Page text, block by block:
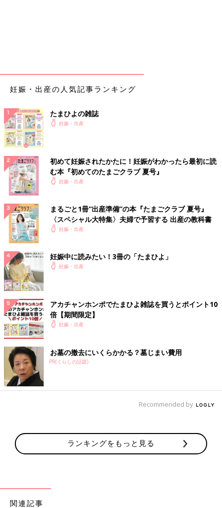
ぽぽこ
PROFILE
2019年に男の子を出産。看護師をしながらイラストレーターと
して活動中。 Twitter 等で育児漫画も描いてます。
●Twitter：@popoko_t
●Instagram：@popokopekopoko
●ポートフォリオサイト：https://t-mari.com
オリエンテーション 【ツボウチ出産劇場
#18】
よONLINEでは私の妊娠から出産、育児のエピ
マホで検索しては更に不安になっていくお母さ
んも多いと思います。そんなときに少し休憩で
きるような脱力系連載にできたらいいなと思っ
が第10回「最終決
戦！ リアル出産体験
第12回「最終決戦！ リ
アル出産体験談③」
妊娠・出産の人気記事ランキング
たまひよの雑誌
妊娠・出産
初めて妊娠されたかたに！妊娠がわかったら最初に読
む本『初めてのたまごクラブ 夏号』
妊娠・出産
まるごと1冊“出産準備”の本『たまごクラブ 夏号』
〈スペシャル大特集〉夫婦で予習する 出産の教科書
妊娠・出産
妊娠中に読みたい！3冊の「たまひよ」
妊娠・出産
アカチャンホンポでたまひよ雑誌を買うとポイント10
倍【期間限定】
妊娠・出産
お墓の撤去にいくらかかる？墓じまい費用
PR(くらしの話題)
Recommended by
ランキングをもっと見る
関連記事